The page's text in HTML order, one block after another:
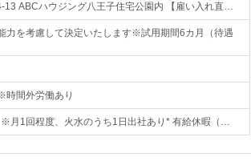
13 ABCハウジング八王子住宅公園内 【雇い入れ直…
を考慮して決定いたします※試用期間6カ月（待遇
間外労働あり
1回程度、火水のうち1日出社あり* 有給休暇（…